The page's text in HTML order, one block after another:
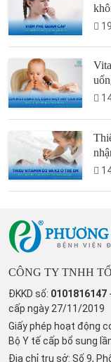
CÔNG TY TNHH
ĐKKD số: 0101816147
cấp ngày 27/11/2019
Giấy phép hoạt động
Bộ Y tế cấp bổ sung
Địa chỉ trụ sở: Số 9,